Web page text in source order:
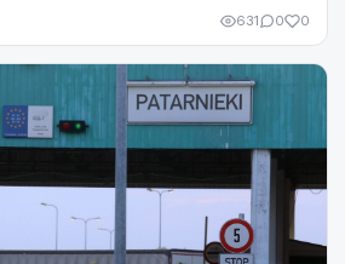
631 0 0